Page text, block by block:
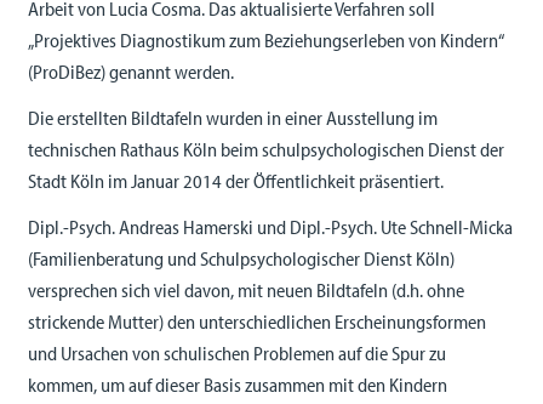
Arbeit von Lucia Cosma. Das aktualisierte Verfahren soll
„Projektives Diagnostikum zum Beziehungserleben von Kindern“
(ProDiBez) genannt werden.
Die erstellten Bildtafeln wurden in einer Ausstellung im
technischen Rathaus Köln beim schulpsychologischen Dienst der
Stadt Köln im Januar 2014 der Öffentlichkeit präsentiert.
Dipl.-Psych. Andreas Hamerski und Dipl.-Psych. Ute Schnell-Micka
(Familienberatung und Schul­psychologischer Dienst Köln)
versprechen sich viel davon, mit neuen Bildtafeln (d.h. ohne
strickende Mutter) den unterschiedlichen Erscheinungsformen
und Ursachen von schulischen Problemen auf die Spur zu
kommen, um auf dieser Basis zusammen mit den Kindern